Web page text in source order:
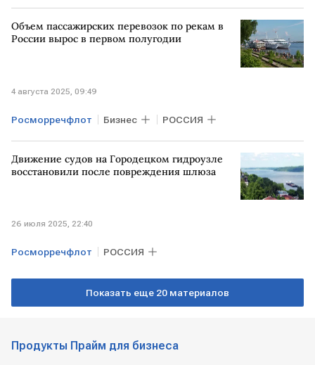
Объем пассажирских перевозок по рекам в
России вырос в первом полугодии
4 августа 2025, 09:49
Росморречфлот Бизнес РОССИЯ
Движение судов на Городецком гидроузле
восстановили после повреждения шлюза
26 июля 2025, 22:40
Росморречфлот РОССИЯ
Показать еще 20 материалов
Продукты Прайм для бизнеса